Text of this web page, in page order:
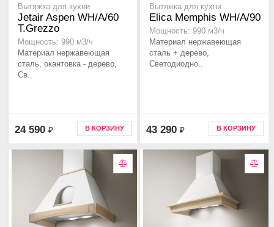
Вытяжка для кухни
Jetair Aspen WH/A/60
T.Grezzo
Мощность: 990 м3/ч
Материал нержавеющая
сталь, окантовка - дерево,
Св..
24 590 ₽ В КОРЗИНУ
Вытяжка для кухни
Elica Memphis WH/A/90
Мощность: 990 м3/ч
Материал нержавеющая
сталь + дерево,
Светодиодно..
43 290 ₽ В КОРЗИНУ